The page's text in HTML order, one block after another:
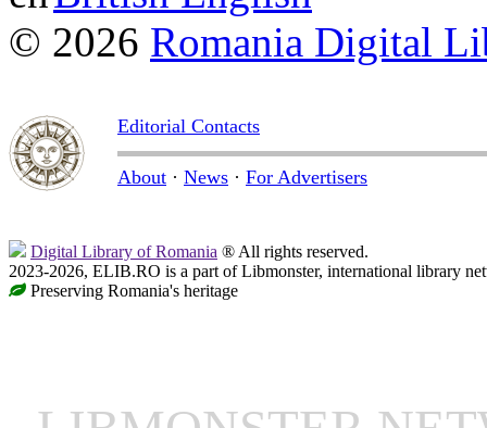
© 2026 Romania Digital
Editorial Contacts
About · News · For Advertisers
Digital Library of Romania ® All rights reserved.
2023-2026, ELIB.RO is a part of Libmonster, international library
Preserving Romania's heritage